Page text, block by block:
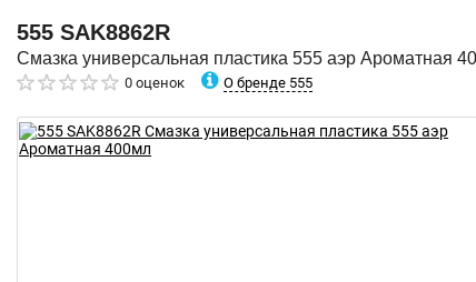
555 SAK8862R
Смазка универсальная пластика 555 аэр Ароматная
0 оценок О бренде 555